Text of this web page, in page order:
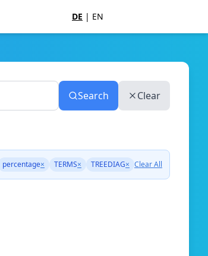
DE | EN
Search Clear
percentage× TERMS× TREEDIAG× Clear All